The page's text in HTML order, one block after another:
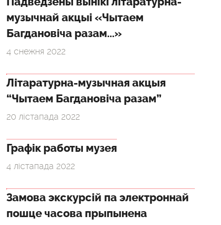
музычнай акцыі «Чытаем
Багдановіча разам...»
4 снежня 2022
Літаратурна-музычная акцыя
“Чытаем Багдановіча разам”
20 лістапада 2022
Графік работы музея
4 лістапада 2022
Замова экскурсій па электроннай
пошце часова прыпынена